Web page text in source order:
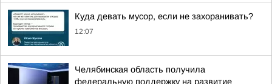
Куда девать мусор, если не захоранивать?
12:07
Челябинская область получила
федеральную поддержку на развитие